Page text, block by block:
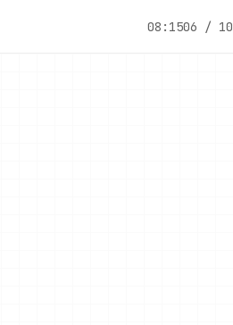
08:1506 / 10